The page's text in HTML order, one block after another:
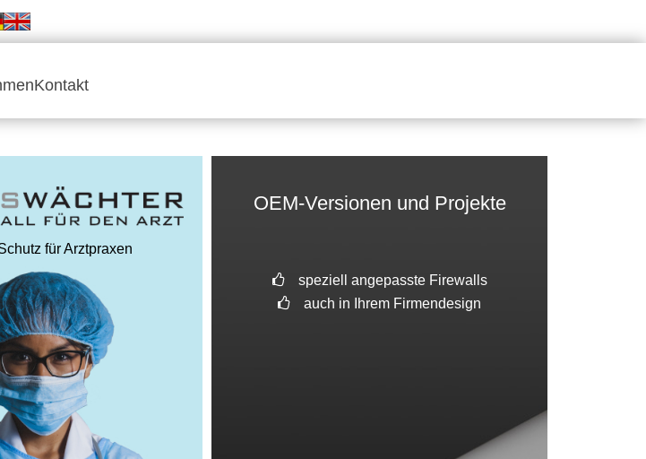
Kontakt
für Arztpraxen
OEM-Versionen und Projekte
speziell angepasste Firewalls
auch in Ihrem Firmendesign